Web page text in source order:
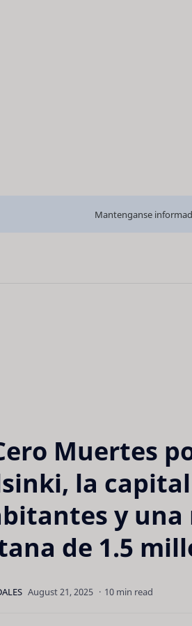
Mantenganse
Muertes
la
y
de 1.5
10 min read